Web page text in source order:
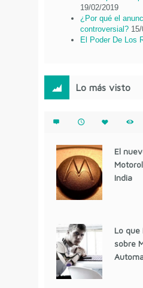
19/02/2019
¿Por qué el
controversial?
El Poder De Los
Lo más visto
El
India
Lo que
sobre